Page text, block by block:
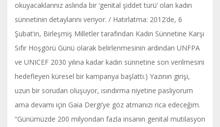
okuyacaklarınız aslında bir ‘genital şiddet türü’ olan kadın
sünnetinin detaylarını veriyor. / Hatırlatma: 2012’de, 6
Şubat’ın, Birleşmiş Milletler tarafından Kadın Sünnetine Karşı
Sıfır Hoşgörü Günü olarak belirlenmesinin ardından UNFPA
ve UNICEF 2030 yılına kadar kadın sünnetine son verilmesini
hedefleyen küresel bir kampanya başlattı.) Yazının girişi,
uzun bir sorudan oluşuyor, ısındırma niyetine paslıyorum
ama devamı için Gaia Dergi’ye göz atmanızı rica edeceğim.
“Günümüzde 200 milyondan fazla insanın genital mutilasyon